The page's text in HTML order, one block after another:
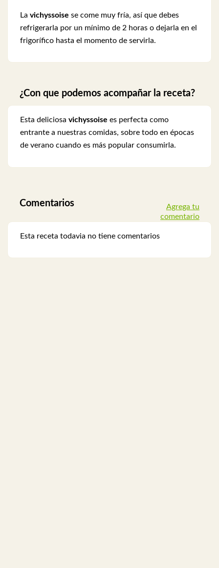
La vichyssoise se come muy fría, así que debes
refrigerarla por un mínimo de 2 horas o dejarla en el
frigorífico hasta el momento de servirla.
¿Con que podemos acompañar la receta?
Esta deliciosa vichyssoise es perfecta como
entrante a nuestras comidas, sobre todo en épocas
de verano cuando es más popular consumirla.
Comentarios
Agrega tu
comentario
Esta receta todavia no tiene comentarios